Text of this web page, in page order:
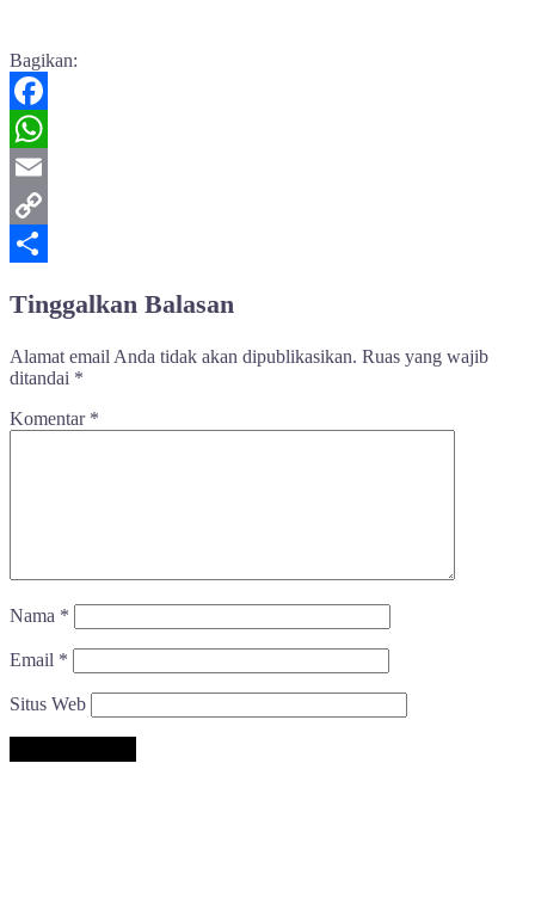
Bagikan:
Facebook
WhatsApp
Email
Copy
Tinggalkan Balasan
Alamat email Anda tidak akan dipublikasikan. Ruas yang wajib
ditandai *
Komentar *
Nama *
Email *
Situs Web